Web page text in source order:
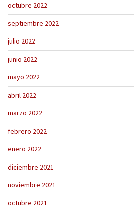
octubre 2022
septiembre 2022
julio 2022
junio 2022
mayo 2022
abril 2022
marzo 2022
febrero 2022
enero 2022
diciembre 2021
noviembre 2021
octubre 2021